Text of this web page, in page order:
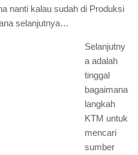
nanti kalau sudah di Produksi
selanjutnya…
Selanjutny
a adalah
tinggal
bagaimana
langkah
KTM untuk
mencari
sumber